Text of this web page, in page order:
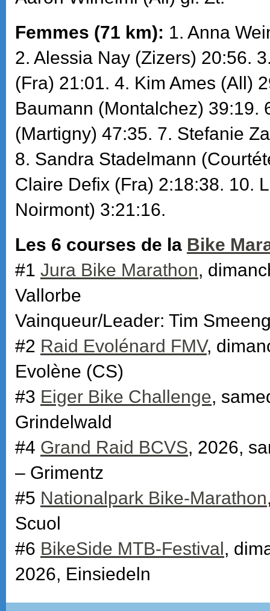
Femmes (71 km): 1. Anna
2. Alessia Nay (Zizers) 20:56.
(Fra) 21:01. 4. Kim Ames (All)
Baumann (Montalchez) 39:19.
(Martigny) 47:35. 7. Stefanie
8. Sandra Stadelmann
Claire Defix (Fra) 2:18:38. 10.
Noirmont) 3:21:16.
Les 6 courses de la Bike
#1 Jura Bike Marathon,
Vallorbe
Vainqueur/Leader: Tim
#2 Raid Evolénard FMV,
Evolène (CS)
#3 Eiger Bike Challenge,
Grindelwald
#4 Grand Raid BCVS, 2026,
– Grimentz
#5 Nationalpark Bike-Marathon
Scuol
#6 BikeSide MTB-Festival ,
2026, Einsiedeln